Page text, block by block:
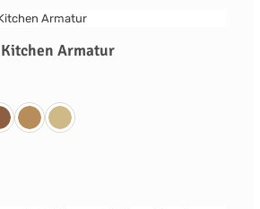
Kitchen Armatur
Gebürstet
MattSchwarz Gebürstet PVD
Kupfer Gebürstet PVD
726 Warm Bronze Gebürstet PVD
727 Messing Gebürstet PVD